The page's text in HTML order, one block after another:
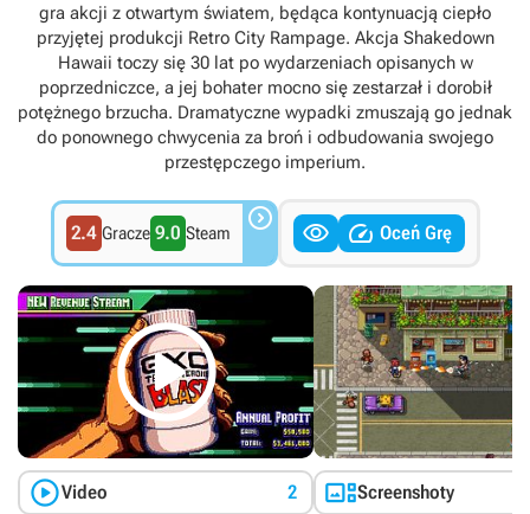
gra akcji z otwartym światem, będąca kontynuacją ciepło
przyjętej produkcji Retro City Rampage. Akcja Shakedown
Hawaii toczy się 30 lat po wydarzeniach opisanych w
poprzedniczce, a jej bohater mocno się zestarzał i dorobił
potężnego brzucha. Dramatyczne wypadki zmuszają go jednak
do ponownego chwycenia za broń i odbudowania swojego
przestępczego imperium.
2.4 Gracze 9.0 Steam    Oceń Grę

Video 2 Screenshoty